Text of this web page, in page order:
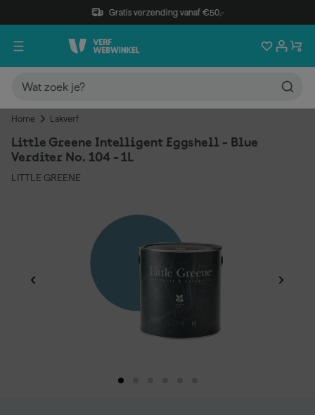
Gratis verzending vanaf €50,-
Home Lakverf
Little Greene Intelligent Eggshell - Blue
Verditer No. 104 - 1L
LITTLE GREENE